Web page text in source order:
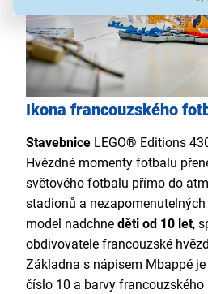
Ikona francouzského
Stavebnice LEGO® Editions
Hvězdné momenty fotbalu
světového fotbalu přímo do
stadionů a
model nadchne děti od 10 let,
obdivovatele francouzské
Základna s nápisem Mbappé
číslo 10 a barvy